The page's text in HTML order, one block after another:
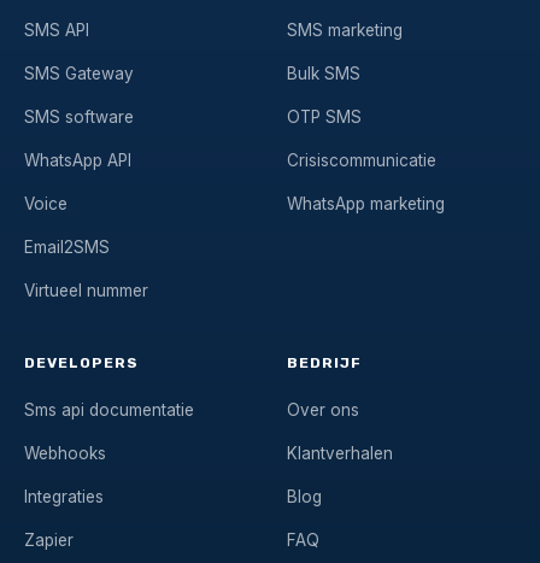
SMS API
SMS Gateway
SMS software
WhatsApp API
Voice
Email2SMS
Virtueel nummer
SMS marketing
Bulk SMS
OTP SMS
Crisiscommunicatie
WhatsApp marketing
DEVELOPERS
Sms api documentatie
Webhooks
Integraties
Zapier
BEDRIJF
Over ons
Klantverhalen
Blog
FAQ